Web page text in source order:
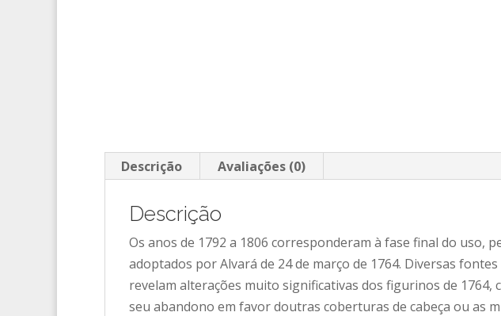
Descrição Avaliações (0)
Descrição
Os anos de 1792 a 1806 corresponderam à fase final do uso,
adoptados por Alvará de 24 de março de 1764. Diversas
revelam alterações muito significativas dos figurinos de
seu abandono em favor doutras coberturas de cabeça ou as